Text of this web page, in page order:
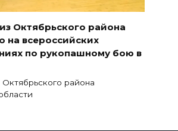
Октябрьского района
на всероссийских
по рукопашному бою в
района